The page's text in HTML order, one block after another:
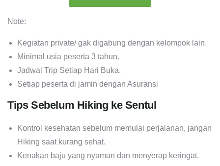
Note:
Kegiatan private/ gak digabung dengan kelompok lain.
Minimal usia peserta 3 tahun.
Jadwal Trip Setiap Hari Buka.
Setiap peserta di jamin dengan Asuransi
Tips Sebelum Hiking ke Sentul
Kontrol kesehatan sebelum memulai perjalanan, jangan
Hiking saat kurang sehat.
Kenakan baju yang nyaman dan menyerap keringat.